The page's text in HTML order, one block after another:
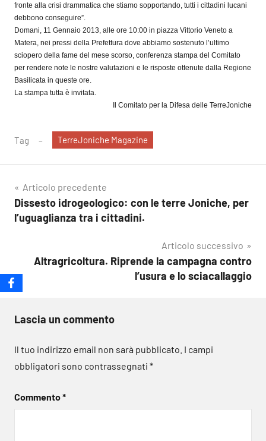
fronte alla crisi drammatica che stiamo sopportando, tutti i cittadini lucani
debbono conseguire”.
Domani, 11 Gennaio 2013, alle ore 10:00 in piazza Vittorio Veneto a
Matera, nei pressi della Prefettura dove abbiamo sostenuto l’ultimo
sciopero della fame del mese scorso, conferenza stampa del Comitato
per rendere note le nostre valutazioni e le risposte ottenute dalla Regione
Basilicata in queste ore.
La stampa tutta è invitata.
Il Comitato per la Difesa delle TerreJoniche
Tag TerreJoniche Magazine
Navigazione
articoli
Articolo precedente
Dissesto idrogeologico: con le terre Joniche, per
l’uguaglianza tra i cittadini.
Articolo successivo
Altragricoltura. Riprende la campagna contro
l’usura e lo sciacallaggio
Lascia un commento
Il tuo indirizzo email non sarà pubblicato. I campi
obbligatori sono contrassegnati *
Commento*